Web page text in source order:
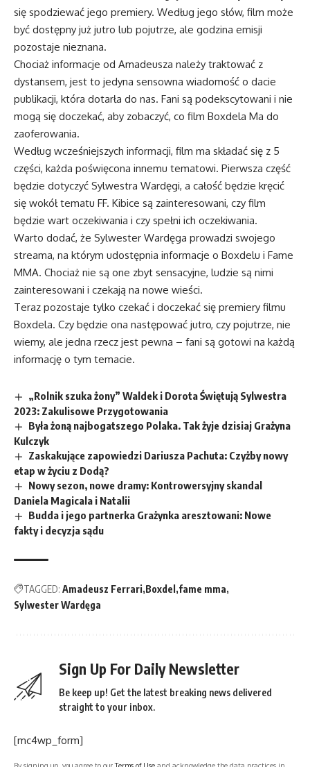
się spodziewać jego premiery. Według jego słów, film może
być dostępny już jutro lub pojutrze, ale godzina emisji
pozostaje nieznana.
Chociaż informacje od Amadeusza należy traktować z
dystansem, jest to jedyna sensowna wiadomość o dacie
publikacji, która dotarła do nas. Fani są podekscytowani i nie
mogą się doczekać, aby zobaczyć, co film Boxdela Ma do
zaoferowania.
Według wcześniejszych informacji, film ma składać się z 5
części, każda poświęcona innemu tematowi. Pierwsza część
będzie dotyczyć Sylwestra Wardęgi, a całość będzie kręcić
się wokół tematu FF. Kibice są zainteresowani, czy film
będzie wart oczekiwania i czy spełni ich oczekiwania.
Warto dodać, że Sylwester Wardęga prowadzi swojego
streama, na którym udostępnia informacje o Boxdelu i Fame
MMA. Chociaż nie są one zbyt sensacyjne, ludzie są nimi
zainteresowani i czekają na nowe wieści.
Teraz pozostaje tylko czekać i doczekać się premiery filmu
Boxdela. Czy będzie ona następować jutro, czy pojutrze, nie
wiemy, ale jedna rzecz jest pewna – fani są gotowi na każdą
informację o tym temacie.
„Rolnik szuka żony” Waldek i Dorota Świętują Sylwestra
2023: Zakulisowe Przygotowania
Była żoną najbogatszego Polaka. Tak żyje dzisiaj Grażyna
Kulczyk
Zaskakujące zapowiedzi Dariusza Pachuta: Czyżby nowy
etap w życiu z Dodą?
Nowy sezon, nowe dramy: Kontrowersyjny skandal
Daniela Magicala i Natalii
Budda i jego partnerka Grażynka aresztowani: Nowe
fakty i decyzja sądu
TAGGED: Amadeusz Ferrari Boxdel fame mma
Sylwester Wardęga
Sign Up For Daily Newsletter
Be keep up! Get the latest breaking news delivered
straight to your inbox.
[mc4wp_form]
By signing up, you agree to ourTerms of Use and acknowledge the data practices in